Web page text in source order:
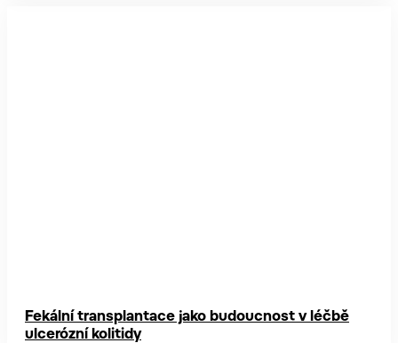
Fekální transplantace jako budoucnost v léčbě
ulcerózní kolitidy